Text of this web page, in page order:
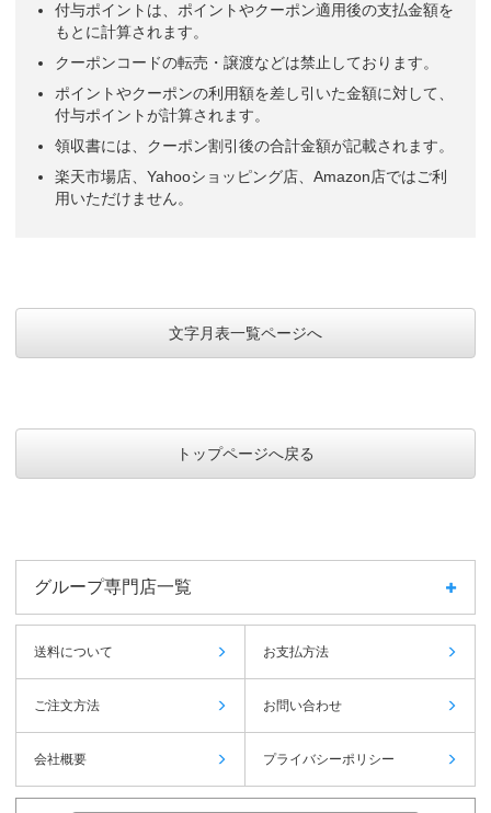
付与ポイントは、ポイントやクーポン適用後の支払金額を
もとに計算されます。
クーポンコードの転売・譲渡などは禁止しております。
ポイントやクーポンの利用額を差し引いた金額に対して、
付与ポイントが計算されます。
領収書には、クーポン割引後の合計金額が記載されます。
楽天市場店、Yahooショッピング店、Amazon店ではご利
用いただけません。
文字月表一覧ページへ
トップページへ戻る
グループ専門店一覧
送料について お支払方法
ご注文方法 お問い合わせ
会社概要 プライバシーポリシー